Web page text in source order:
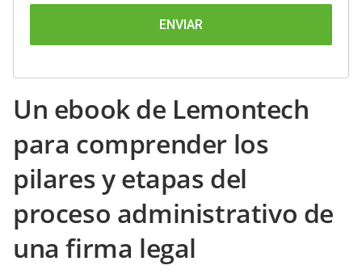
Un ebook de Lemontech
para comprender los
pilares y etapas del
proceso administrativo de
una firma legal